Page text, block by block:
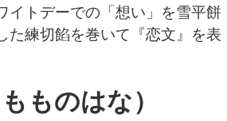
イトデーでの「想い」を雪平餅
た練切餡を巻いて『恋文』を表
ものはな）